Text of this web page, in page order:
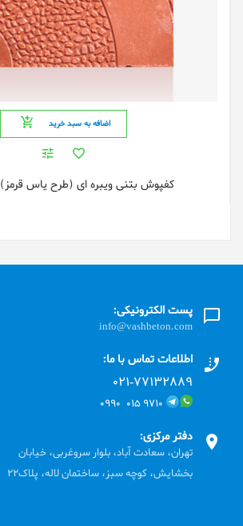
اضافه به سبد خرید
کفپوش بتنی ویبره ای (طرح یاس قرمز) 40x40cm
پست الکترونیکی:
info@vashbeton.com
اطلاعات تماس با ما:
۰۲۱-۷۷۱٣۲۸۸۹
۹۷۱۰ ۰۱۵ ۰۹۹۰
دفتر مرکزی:
تهران، سعادت آباد، بلوار سروغربی، خیابان
بخشایش، کوچه سبز، ساختمان لاله، پلاک22